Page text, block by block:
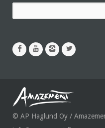
© AP Haglund Oy /